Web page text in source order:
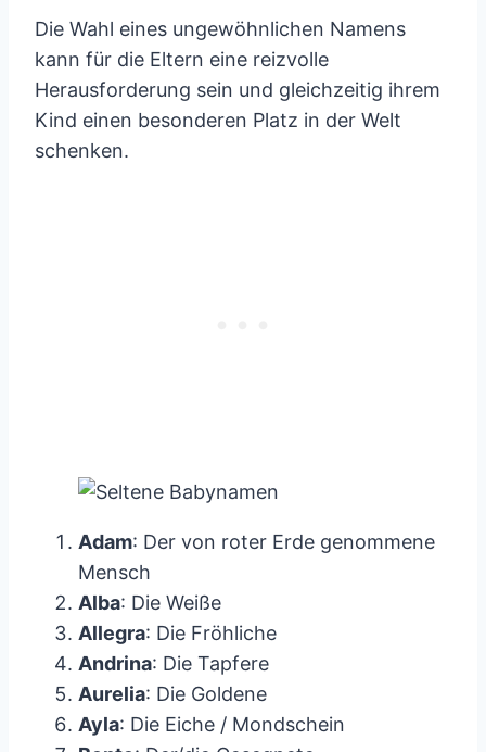
Die Wahl eines ungewöhnlichen Namens
kann für die Eltern eine reizvolle
Herausforderung sein und gleichzeitig ihrem
Kind einen besonderen Platz in der Welt
schenken.
Adam: Der von roter Erde genommene
Mensch
Alba: Die Weiße
Allegra: Die Fröhliche
Andrina: Die Tapfere
Aurelia: Die Goldene
Ayla: Die Eiche / Mondschein